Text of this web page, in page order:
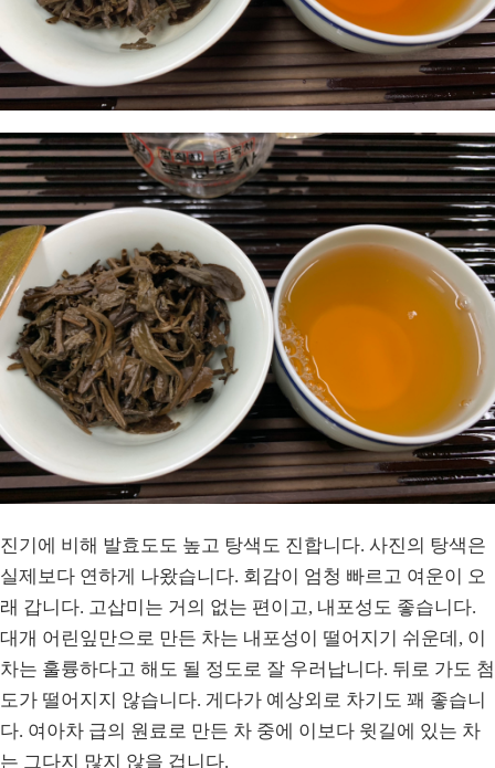
진기에 비해 발효도도 높고 탕색도 진합니다. 사진의 탕색은
실제보다 연하게 나왔습니다. 회감이 엄청 빠르고 여운이 오
래 갑니다. 고삽미는 거의 없는 편이고, 내포성도 좋습니다.
대개 어린잎만으로 만든 차는 내포성이 떨어지기 쉬운데, 이
차는 훌륭하다고 해도 될 정도로 잘 우러납니다. 뒤로 가도 첨
도가 떨어지지 않습니다. 게다가 예상외로 차기도 꽤 좋습니
다. 여아차 급의 원료로 만든 차 중에 이보다 윗길에 있는 차
는 그다지 많지 않을 겁니다.